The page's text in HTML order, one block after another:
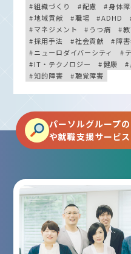
組織づくり
配慮 身体
地域貢献
職場 ADHD
マネジメント
うつ病
採用手法
社会貢献 障
ニューロダイバーシティ
IT・テクノロジー
健康
知的障害
聴覚障害
パーソルグループ
や就職支援サービ